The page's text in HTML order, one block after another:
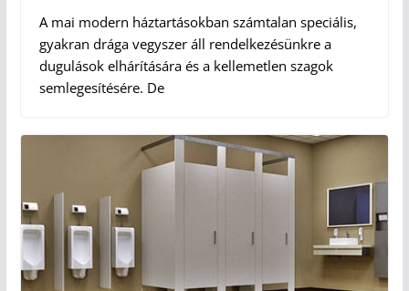
A mai modern háztartásokban számtalan speciális,
gyakran drága vegyszer áll rendelkezésünkre a
dugulások elhárítására és a kellemetlen szagok
semlegesítésére. De